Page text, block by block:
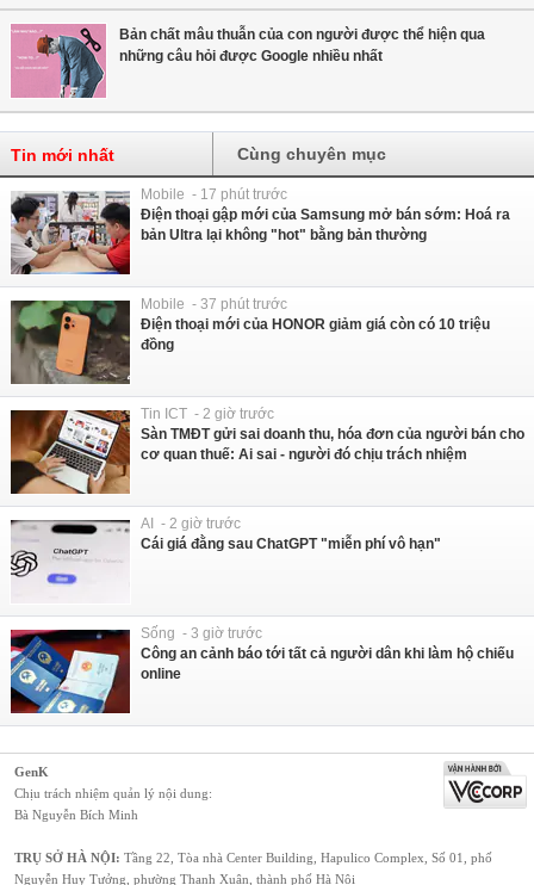
Bản chất mâu thuẫn của con người được thể hiện qua
những câu hỏi được Google nhiều nhất
Tin mới nhất Cùng chuyên mục
Mobile - 17 phút trước
Điện thoại gập mới của Samsung mở bán sớm: Hoá ra
bản Ultra lại không "hot" bằng bản thường
Mobile - 37 phút trước
Điện thoại mới của HONOR giảm giá còn có 10 triệu
đồng
Tin ICT - 2 giờ trước
Sàn TMĐT gửi sai doanh thu, hóa đơn của người bán cho
cơ quan thuế: Ai sai - người đó chịu trách nhiệm
AI - 2 giờ trước
Cái giá đằng sau ChatGPT "miễn phí vô hạn"
Sống - 3 giờ trước
Công an cảnh báo tới tất cả người dân khi làm hộ chiếu
online
GenK
Chịu trách nhiệm quản lý nội dung:
Bà Nguyễn Bích Minh
TRỤ SỞ HÀ NỘI: Tầng 22, Tòa nhà Center Building, Hapulico Complex, Số 01, phố
Nguyễn Huy Tưởng, phường Thanh Xuân, thành phố Hà Nội